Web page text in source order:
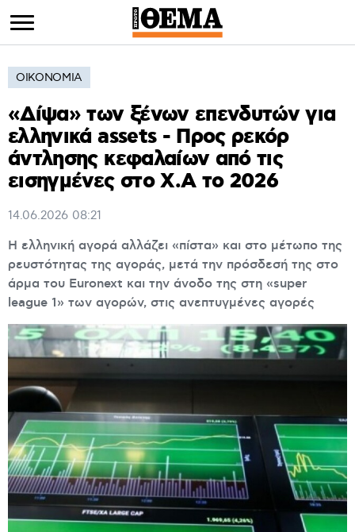
ΟΙΚΟΝΟΜΙΑ
«Δίψα» των ξένων επενδυτών για
ελληνικά assets - Προς ρεκόρ
άντλησης κεφαλαίων από τις
εισηγμένες στο Χ.Α το 2026
14.06.2026 08:21
Η ελληνική αγορά αλλάζει «πίστα» και στο μέτωπο της
ρευστότητας της αγοράς, μετά την πρόσδεσή της στο
άρμα του Euronext και την άνοδο της στη «super
league 1» των αγορών, στις ανεπτυγμένες αγορές